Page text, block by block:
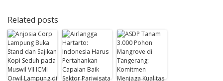
Related posts